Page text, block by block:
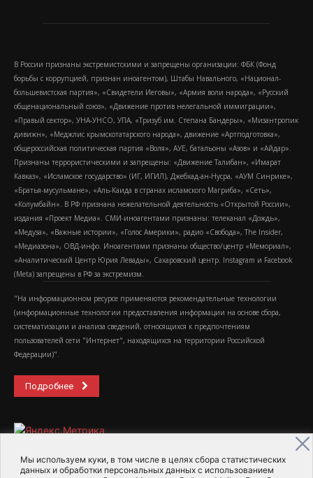
Мы используем куки, в том числе в целях сбора статистических
данных и обработки персональных данных с использованием
В России признаны экстремистскими и запрещены организации: ФБК (Фонд
борьбы с коррупцией, признан иноагентом), Штабы Навального, «Национал-
большевистская партия», «Свидетели Иеговы», «Армия воли народа», «Русский
общенациональный союз», «Движение против нелегальной иммиграции»,
«Правый сектор», УНА-УНСО, УПА, «Тризуб им. Степана Бандеры», «Мизантропик
дивижн», «Меджлис крымскотатарского народа», движение «Артподготовка»,
общероссийская политическая партия «Воля», АУЕ, батальоны «Азов» и «Айдар».
Признаны террористическими и запрещены: «Движение Талибан», «Имарат
Кавказ», «Исламское государство» (ИГ, ИГИЛ), Джебхад-ан-Нусра, «АУМ Синрике»,
«Братья-мусульмане», «Аль-Каида в странах исламского Магриба», «Сеть»,
«Колумбайн». В РФ признана нежелательной деятельность «Открытой России»,
издания «Проект Медиа». СМИ-иноагентами признаны: телеканал «Дождь»,
«Медуза», «Важные истории», «Голос Америки», радио «Свобода», The Insider,
«Медиазона», ОВД-инфо. Иноагентами признаны общество/центр «Мемориал»,
«Аналитический Центр Юрия Левады», Сахаровский центр. Instagram и Facebook
(Metа) запрещены в РФ за экстремизм.
"На информационном ресурсе применяются рекомендательные технологии
(информационные технологии предоставления информации на основе сбора,
систематизации и анализа сведений, относящихся к предпочтениям
пользователей сети "Интернет", находящихся на территории Российской
Федерации)".
Подробнее